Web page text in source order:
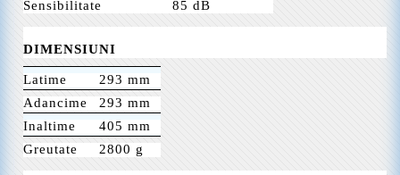
Sensibilitate
85 dB
DIMENSIUNI
Latime
293 mm
Adancime
293 mm
Inaltime
405 mm
Greutate
2800 g